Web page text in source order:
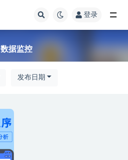
登录
数据监控
发布日期